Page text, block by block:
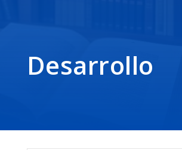
Desarrollo